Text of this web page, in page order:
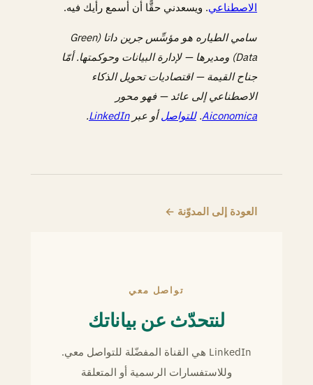
الاصطناعي. ويسعدني حقًّا أن أسمع رأيك فيه.
سامي الطياره هو مؤسِّس جرين داتا (Green
Data) ومديرها — لإدارة البيانات وحوكمتها. أمّا
جناح القيمة — اقتصاديات تحويل الذكاء
الاصطناعي إلى عائد — فهو محور
Aiconomica
.للتواصلأو عبرLinkedIn
.
العودة إلى المدوّنة ←
تواصل معي
لنتحدّث عن بياناتك
LinkedIn هي القناة المفضّلة للتواصل معي.
وللاستفسارات الرسمية أو المتعلقة